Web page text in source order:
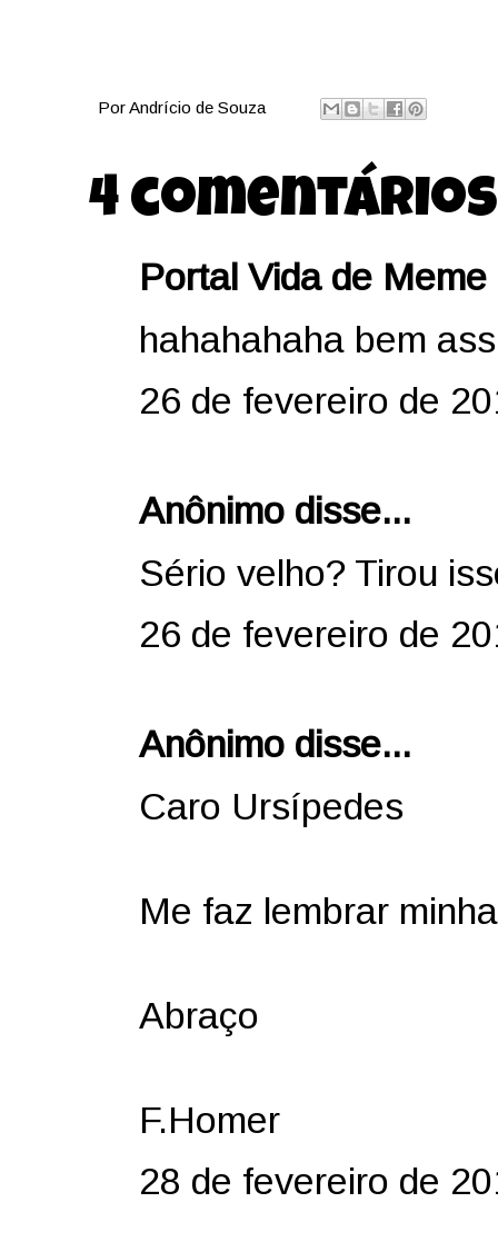
PorAndrício de Souza
4
Portal Vida de Meme
hahahahaha bem
26 de fevereiro de
Anônimo disse...
Sério velho? Tirou
26 de fevereiro de
Anônimo disse...
Caro Ursípedes
Me faz lembrar
Abraço
F.Homer
28 de fevereiro de